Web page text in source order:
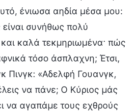
ένιωσα αηδία μέσα μου:
συνήθως πολύ
καλά τεκμηριωμένα· πώς
τόσο άσπλαχνη; Έτσι,
Πινγκ: «Αδελφή Γουανγκ,
να πάνε; Ο Κύριος μάς
να αγαπάμε τους εχθρούς